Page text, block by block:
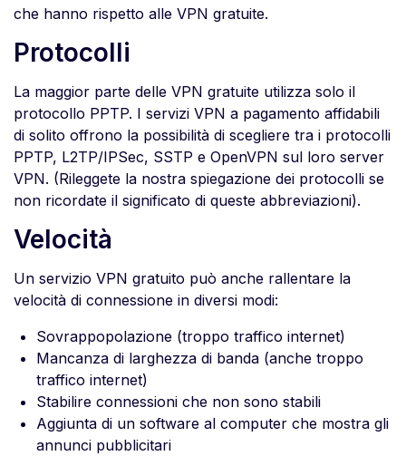
che hanno rispetto alle VPN gratuite.
Protocolli
La maggior parte delle VPN gratuite utilizza solo il
protocollo PPTP. I servizi VPN a pagamento affidabili
di solito offrono la possibilità di scegliere tra i protocolli
PPTP, L2TP/IPSec, SSTP e OpenVPN sul loro server
VPN. (Rileggete la nostra spiegazione dei protocolli se
non ricordate il significato di queste abbreviazioni).
Velocità
Un servizio VPN gratuito può anche rallentare la
velocità di connessione in diversi modi:
Sovrappopolazione (troppo traffico internet)
Mancanza di larghezza di banda (anche troppo
traffico internet)
Stabilire connessioni che non sono stabili
Aggiunta di un software al computer che mostra gli
annunci pubblicitari